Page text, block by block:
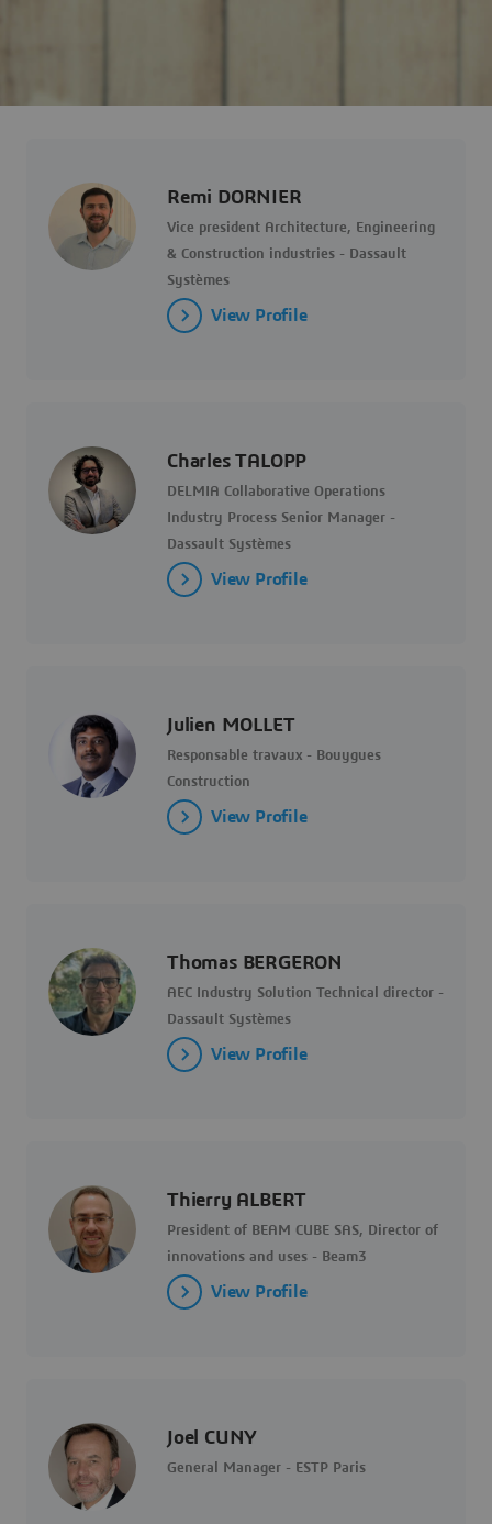
Remi DORNIER
Vice president Architecture, Engineering
& Construction industries - Dassault
Systèmes
View Profile
Charles TALOPP
DELMIA Collaborative Operations
Industry Process Senior Manager -
Dassault Systèmes
View Profile
Julien MOLLET
Responsable travaux - Bouygues
Construction
View Profile
Thomas BERGERON
AEC Industry Solution Technical director -
Dassault Systèmes
View Profile
Thierry ALBERT
President of BEAM CUBE SAS, Director of
innovations and uses - Beam3
View Profile
Joel CUNY
General Manager - ESTP Paris